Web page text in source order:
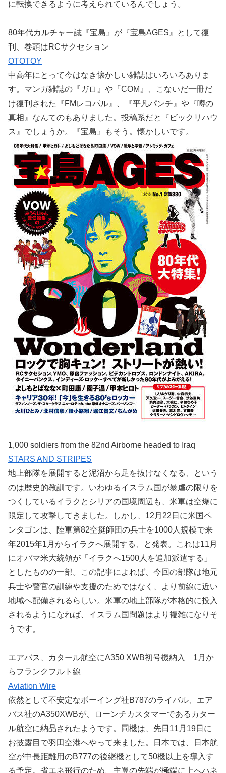
に転換できるように考えられているんでしょう。
80年代カルチャー誌『宝島』が『宝島AGES』として復
刊、巻頭はRCサクセション
OTOTOY
中高年にとって今はなき懐かしい雑誌はいろいろありま
す。マンガ雑誌の『ガロ』や『COM』、こないだ一冊だ
け復刊された『FMレコパル』、『平凡パンチ』や『噂の
真相』なんてのもありました。投稿系だと『ビックリハウ
ス』でしょうか。『宝島』もそう。懐かしいです。
1,000 soldiers from the 82nd Airborne headed to Iraq
STARS AND STRIPES
地上部隊を展開すると泥沼から足を抜けなくなる、という
のは歴史的教訓です。いわゆるイスラム国が暴虐の限りを
つくしているイラクとシリアの国境周辺も、米軍は空爆に
限定して攻撃してきました。しかし、12月22日に米国ペ
ンタゴンは、陸軍第82空挺師団の兵士を1000人規模で来
年2015年1月からイラクへ展開する、と発表。これは11月
にオバマ米大統領が「イラクへ1500人を追加派遣する」
としたものの一部。この記事によれば、今回の部隊は地元
兵士や警官の訓練や支援のためではなく、より前線に近い
地域へ配備されるらしい。米軍の地上部隊が本格的に投入
されるようになれば、イスラム国問題はより複雑になりそ
うです。
エアバス、カタール航空にA350 XWB初号機納入 1月か
らフランクフルト線
Aviation Wire
依然として不安定なボーイング社B787のライバル、エア
バス社のA350XWBが、ローンチカスタマーであるカター
ル航空に納品されたようです。同機は、先日11月19日に
お披露目で羽田空港へやって来ました。日本では、日本航
空が中長距離用のB777の後継機として50機以上を導入す
る予定。省エネ飛行のため、主翼の先端が極端に上へハネ